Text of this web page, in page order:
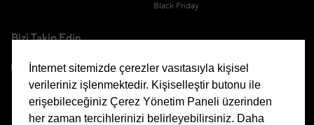
Black Friday
Bizi Takip Edin
Uygulamamızı İndirin
İnternet sitemizde çerezler vasıtasıyla kişisel
verileriniz işlenmektedir. Kişiselleştir butonu ile
erişebileceğiniz Çerez Yönetim Paneli üzerinden
her zaman tercihlerinizi belirleyebilirsiniz. Daha